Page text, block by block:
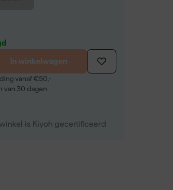
In winkelwagen
vanaf €50,-
van 30 dagen
is Kiyoh gecertificeerd